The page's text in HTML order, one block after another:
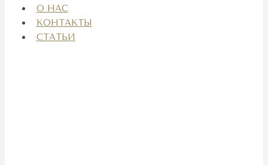
О НАС
КОНТАКТЫ
СТАТЬИ